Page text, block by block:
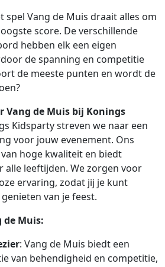
spel Vang de Muis draait alles om
score. De verschillende
hebben elk een eigen
de spanning en competitie
de meeste punten en wordt de
Vang de Muis bij Konings
Kidsparty streven we naar een
voor jouw evenement. Ons
hoge kwaliteit en biedt
alle leeftijden. We zorgen voor
ervaring, zodat jij je kunt
van je feest.
de Muis:
: Vang de Muis biedt een
van behendigheid en competitie,